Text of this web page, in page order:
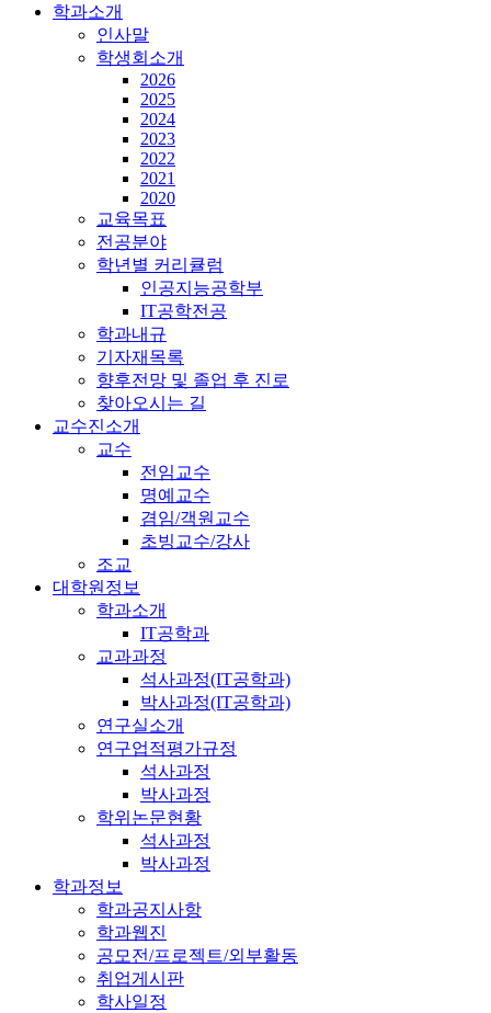
학과소개
인사말
학생회소개
2026
2025
2024
2023
2022
2021
2020
교육목표
전공분야
학년별 커리큘럼
인공지능공학부
IT공학전공
학과내규
기자재목록
향후전망 및 졸업 후 진로
찾아오시는 길
교수진소개
교수
전임교수
명예교수
겸임/객원교수
초빙교수/강사
조교
대학원정보
학과소개
IT공학과
교과과정
석사과정(IT공학과)
박사과정(IT공학과)
연구실소개
연구업적평가규정
석사과정
박사과정
학위논문현황
석사과정
박사과정
학과정보
학과공지사항
학과웹진
공모전/프로젝트/외부활동
취업게시판
학사일정